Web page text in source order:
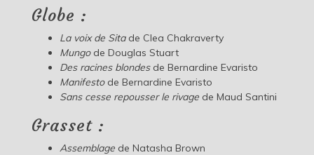
Globe :
La voix de Sitade Clea Chakraverty
Mungode Douglas Stuart
Des racines blondesde Bernardine Evaristo
Manifestode Bernardine Evaristo
Sans cesse repousser le rivagede Maud Santini
Grasset :
Assemblagede Natasha Brown